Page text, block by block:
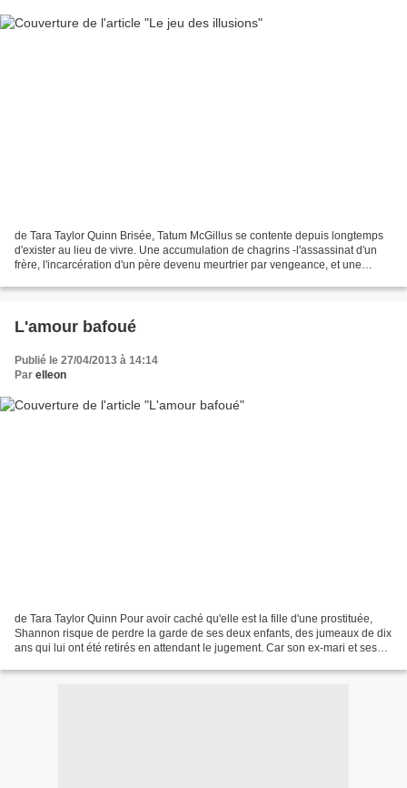
de Tara Taylor Quinn Brisée, Tatum McGillus se contente depuis longtemps
d'exister au lieu de vivre. Une accumulation de chagrins -l'assassinat d'un
frère, l'incarcération d'un père devenu meurtrier par vengeance, et une
L'amour bafoué
Publié le 27/04/2013 à 14:14
Par elleon
de Tara Taylor Quinn Pour avoir caché qu'elle est la fille d'une prostituée,
Shannon risque de perdre la garde de ses deux enfants, des jumeaux de dix
ans qui lui ont été retirés en attendant le jugement. Car son ex-mari et ses